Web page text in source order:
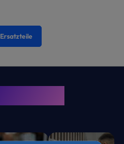
Ersatzteile